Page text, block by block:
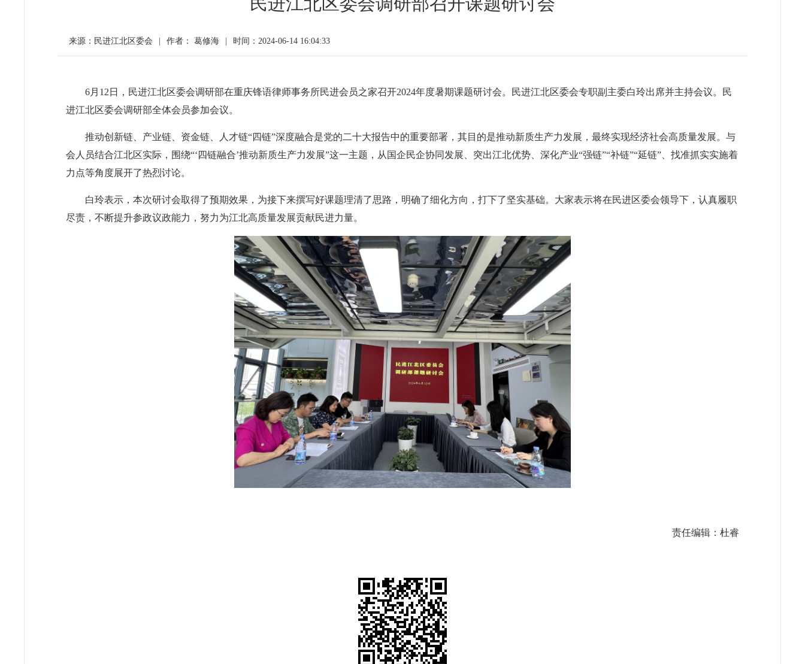
来源：民进江北区委会 作者： 葛修海 时间：2024-06-14 16:04:33
6月12日，民进江北区委会调研部在重庆锋语律师事务所民进会员之家召开2024年度暑期课题研讨会。民进江北区委会专职副主委白玲出席并主持会议。
民
进江北区委会调研部全体会员参加会议。
推动创新链、产业链、资金链、人才链“四链”深度融合是党的二十大报告中的重要部署，其目的是推动新质生产力发展，最终实现经济社会高质量发展。与
会人员结合江北区实际，围绕“‘四链融合’推动新质生产力发展”这一主题，从国企民企协同发展、突出江北优势、深化产业“强链”“补链”“延链”、找准抓实实施着
力点等角度展开了热烈讨论。
白玲表示，本次研讨会取得了预期效果，为接下来撰写好课题理清了思路，明确了细化方向，打下了坚实基础。大家表示将在民进区委会领导下，认真履职
尽责，不断提升参政议政能力，努力为江北高质量发展贡献民进力量。
责任编辑：杜睿